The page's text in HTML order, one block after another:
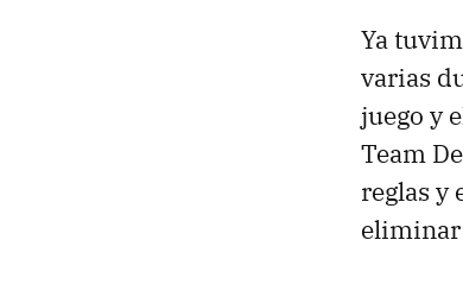
Ya
varias
juego y
Team
reglas y
eliminar